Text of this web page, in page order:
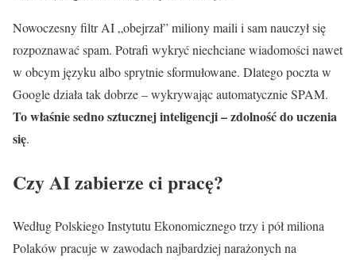
Nowoczesny filtr AI „obejrzał” miliony maili i sam nauczył się
rozpoznawać spam. Potrafi wykryć niechciane wiadomości nawet
w obcym języku albo sprytnie sformułowane. Dlatego poczta w
Google działa tak dobrze – wykrywając automatycznie SPAM.
To właśnie sedno sztucznej inteligencji – zdolność do uczenia
się.
Czy AI zabierze ci pracę?
Według Polskiego Instytutu Ekonomicznego trzy i pół miliona
Polaków pracuje w zawodach najbardziej narażonych na